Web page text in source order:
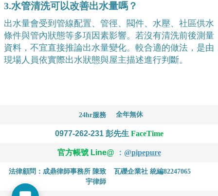
3.水管清洗可以改善出水量嗎？
出水量會受到管線配置、管徑、閥件、水壓、社區供水
條件與管內狀態等多項因素影響。若沒有清洗前後測量
資料，不宜直接推論出水量變化。較合適的做法，是由
現場人員依實際出水狀態與屋主描述進行判斷。
24hr服務 全年無休
0977-262-231 彭先生 FaceTime
官方帳號 Line@ ： @pipepure
法律顧問：成鼎律師事務所 陳致
宇律師
瓦礫企業社 統編82247065